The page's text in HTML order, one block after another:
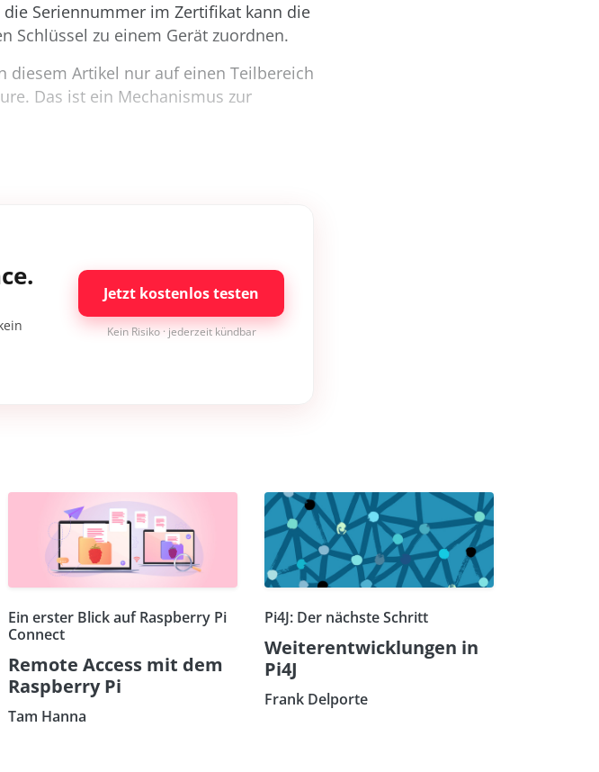
Seriennummer im Zertifikat kann die
Schlüssel zu einem Gerät zuordnen.
diesem Artikel nur auf einen Teilbereich
Das ist ein Mechanismus zur
Jetzt kostenlos testen
Kein Risiko · jederzeit kündbar
Ein erster Blick auf Raspberry Pi
Connect
Remote Access mit dem
Raspberry Pi
Tam Hanna
Pi4J: Der nächste Schritt
Weiterentwicklungen in
Pi4J
Frank Delporte